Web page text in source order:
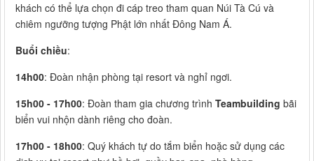
khách có thể lựa chọn đi cáp treo tham quan Núi Tà Cú và
chiêm ngưỡng tượng Phật lớn nhất Đông Nam Á.
Buổi chiều:
14h00: Đoàn nhận phòng tại resort và nghỉ ngơi.
15h00 - 17h00: Đoàn tham gia chương trình Teambuilding bãi
biển vui nhộn dành riêng cho đoàn.
17h00 - 18h00: Quý khách tự do tắm biển hoặc sử dụng các